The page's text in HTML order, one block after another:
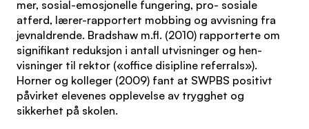
mer, sosial-emosjonelle fungering, pro- sosiale
atferd, lærer-rapportert mobbing og avvisning fra
jevnaldrende. Bradshaw m.fl. (2010) rapporterte om
signifikant reduksjon i antall utvisninger og hen-
visninger til rektor («office disipline referrals»).
Horner og kolleger (2009) fant at SWPBS positivt
påvirket elevenes opplevelse av trygghet og
sikkerhet på skolen.